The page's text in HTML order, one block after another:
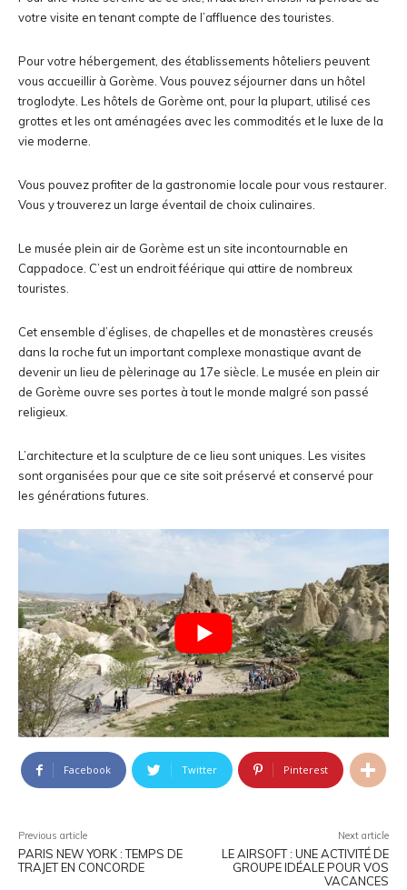
votre visite en tenant compte de l’affluence des touristes.
Pour votre hébergement, des établissements hôteliers peuvent
vous accueillir à Gorème. Vous pouvez séjourner dans un hôtel
troglodyte. Les hôtels de Gorème ont, pour la plupart, utilisé ces
grottes et les ont aménagées avec les commodités et le luxe de la
vie moderne.
Vous pouvez profiter de la gastronomie locale pour vous restaurer.
Vous y trouverez un large éventail de choix culinaires.
Le musée plein air de Gorème est un site incontournable en
Cappadoce. C’est un endroit féérique qui attire de nombreux
touristes.
Cet ensemble d’églises, de chapelles et de monastères creusés
dans la roche fut un important complexe monastique avant de
devenir un lieu de pèlerinage au 17e siècle. Le musée en plein air
de Gorème ouvre ses portes à tout le monde malgré son passé
religieux.
L’architecture et la sculpture de ce lieu sont uniques. Les visites
sont organisées pour que ce site soit préservé et conservé pour
les générations futures.
Facebook Twitter Pinterest
Previous article
PARIS NEW YORK : TEMPS DE
TRAJET EN CONCORDE
Next article
LE AIRSOFT : UNE ACTIVITÉ DE
GROUPE IDÉALE POUR VOS
VACANCES